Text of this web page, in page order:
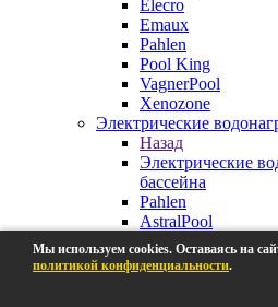
Elecro
Emaux
Pahlen
Pool King
VagnerPool
Xenozone
Электрические
Назад
Электрические
бассейна
Pahlen
AstralPool
Aquaviva
Behncke
Мы используем cookies. Оставаясь на
политикой конфиденциальности.